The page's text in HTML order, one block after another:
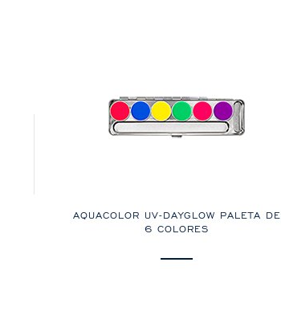
AQUACOLOR UV-DAYGLOW PALETA DE
6 COLORES